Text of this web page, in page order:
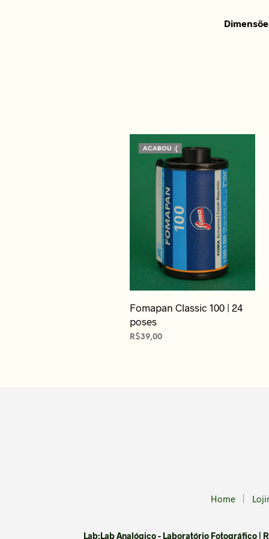
ACABOU :(
Fomapan Classic 100 | 24
poses
R$39,00
Home
Lab:Lab Analógico - Laboratório Fotográfico |